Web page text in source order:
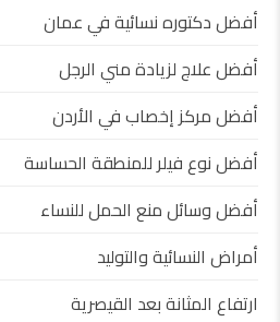
أفضل دكتوره نسائية في عمان
أفضل علاج لزيادة مني الرجل
أفضل مركز إخصاب في الأردن
أفضل نوع فيلر للمنطقة الحساسة
أفضل وسائل منع الحمل للنساء
أمراض النسائية والتوليد
ارتفاع المثانة بعد القيصرية